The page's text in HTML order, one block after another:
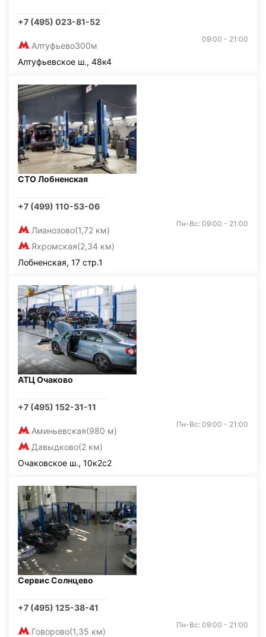
+7 (495) 023-81-52
Алтуфьево300м
09:00 - 21:00
Алтуфьевское ш., 48к4
СТО Лобненская
+7 (499) 110-53-06
Лианозово(1,72 км)
Яхромская(2,34 км)
Пн-Вс: 09:00 - 21:00
Лобненская, 17 стр.1
АТЦ Очаково
+7 (495) 152-31-11
Аминьевская(980 м)
Давыдково(2 км)
Пн-Вс: 09:00 - 21:00
Очаковское ш., 10к2с2
Сервис Солнцево
+7 (495) 125-38-41
Говорово(1,35 км)
Пн-Вс: 09:00 - 21:00